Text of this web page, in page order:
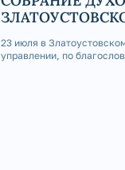
23 июля в
управлении, по